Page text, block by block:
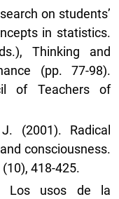
on students’
in statistics.
Thinking and
(pp. 77-98).
of Teachers of
(2001). Radical
consciousness.
418-425.
Los usos de la